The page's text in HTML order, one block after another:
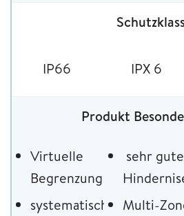
IP66 IPX 6
Produkt
Virtuelle
Begrenzung
systematisches
sehr gute
Multi-